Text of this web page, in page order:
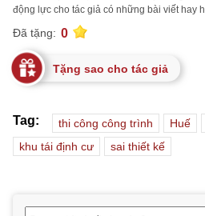
động lực cho tác giả có những bài viết hay
Đã tặng: 0
Tặng sao cho tác giả
Tag: thi công công trình Huế
khu tái định cư
sai thiết kế